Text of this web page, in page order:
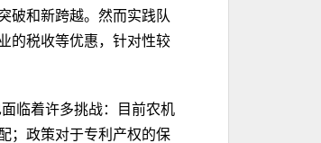
破和新跨越。然而实践队
的税收等优惠，针对性较
临着许多挑战：目前农机
；政策对于专利产权的保